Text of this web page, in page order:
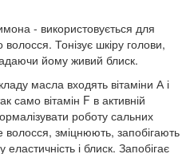
- використовується для
Тонізує шкіру голови,
йому живий блиск.
масла входять вітаміни А і
само вітамін F в активній
роботу сальних
волосся, зміцнюють, запобігають
і блиск. Запобігає